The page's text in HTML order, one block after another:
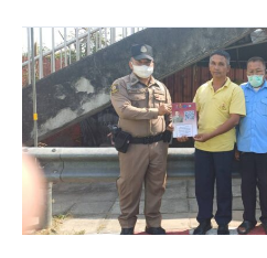
21
ม.ค.68
ประชาสัมพันธ์
ประชาชน
ร่วม
ทำ
แบบ
วัด